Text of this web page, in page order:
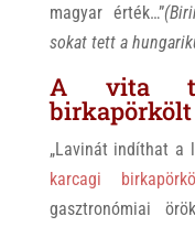
magyar érték…”
sokat tett a
A vita
birkapörkölt
„Lavinát indíthat a
karcagi
gasztronómiai